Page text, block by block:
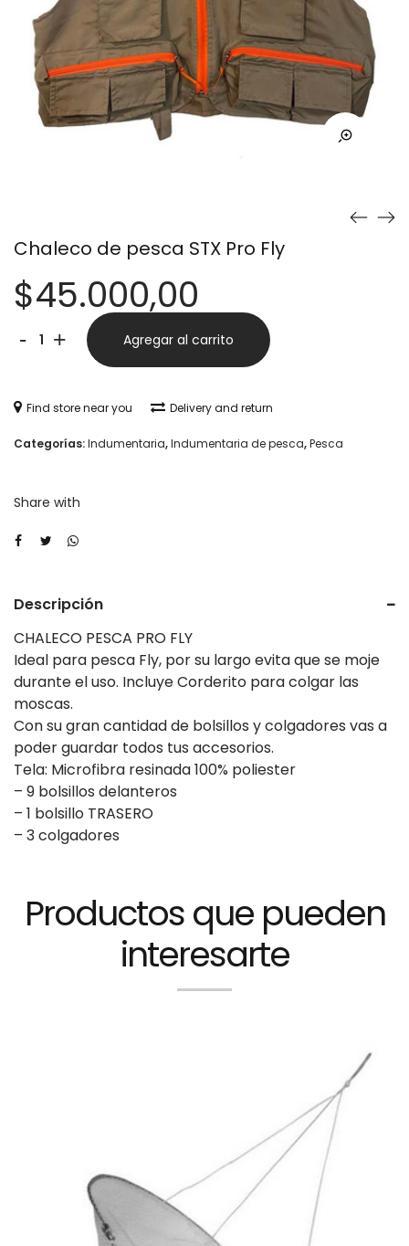
Chaleco de pesca STX Pro Fly
$45.000,00
-Chaleco
STX
Pro
cantidad
+ Agregar al carrito
Find store near you Delivery and return
Categorías:Indumentaria,Indumentaria de pesca,Pesca
Share with
Descripción
CHALECO PESCA PRO FLY
Ideal para pesca Fly, por su largo evita que se moje
durante el uso. Incluye Corderito para colgar las
moscas.
Con su gran cantidad de bolsillos y colgadores vas a
poder guardar todos tus accesorios.
Tela: Microfibra resinada 100% poliester
– 9 bolsillos delanteros
– 1 bolsillo TRASERO
– 3 colgadores
Productos que pueden
interesarte